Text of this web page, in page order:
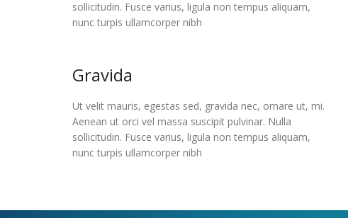
sollicitudin. Fusce varius, ligula non tempus aliquam,
nunc turpis ullamcorper nibh
Gravida
Ut velit mauris, egestas sed, gravida nec, ornare ut, mi.
Aenean ut orci vel massa suscipit pulvinar. Nulla
sollicitudin. Fusce varius, ligula non tempus aliquam,
nunc turpis ullamcorper nibh